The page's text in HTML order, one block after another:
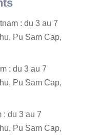
: du 3 au 7
Pu Sam Cap,
: du 3 au 7
Pu Sam Cap,
: du 3 au 7
Pu Sam Cap,